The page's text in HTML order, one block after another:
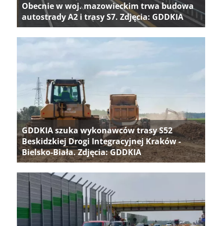
Obecnie w woj. mazowieckim trwa budowa
autostrady A2 i trasy S7. Zdjęcia: GDDKIA
GDDKIA szuka wykonawców trasy S52
Beskidzkiej Drogi Integracyjnej Kraków -
Bielsko-Biała. Zdjęcia: GDDKIA